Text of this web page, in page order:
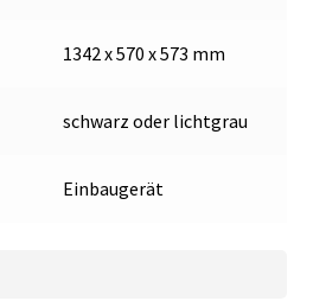
1342 x 570 x 573 mm
schwarz oder lichtgrau
Einbaugerät